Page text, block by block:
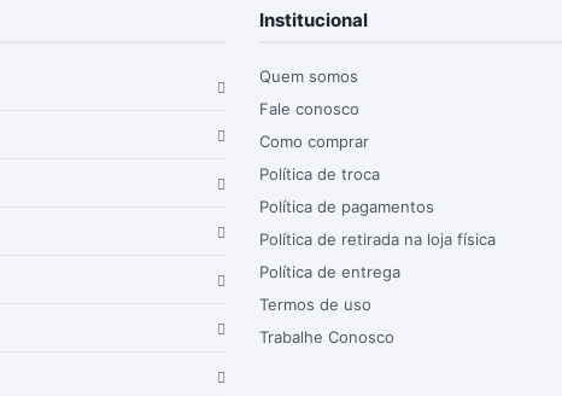
Institucional
Quem somos
Fale conosco
Como comprar
Política de troca
Política de pagamentos
Política de retirada na loja física
Política de entrega
Termos de uso
Trabalhe Conosco